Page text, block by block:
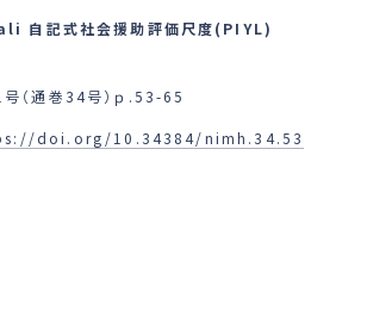
自記式社会援助評価尺度(PIYL)
（通巻34号）ｐ.53-65
doi.org/10.34384/nimh.34.53